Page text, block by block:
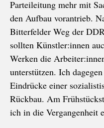
Parteileitung mehr mit
den Aufbau vorantrieb.
Bitterfelder Weg der
sollten Künstler:innen
Werken die
unterstützen. Ich
Eindrücke einer
Rückbau. Am
ich in die Vergangenheit